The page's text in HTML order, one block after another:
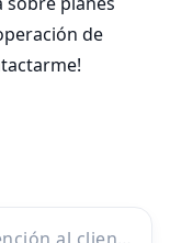
Otro equipo